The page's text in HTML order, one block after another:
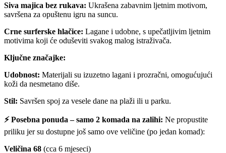
Siva majica bez rukava: Ukrašena zabavnim ljetnim motivom,
savršena za opuštenu igru na suncu.
Crne surferske hlačice: Lagane i udobne, s upečatljivim ljetnim
motivima koji će oduševiti svakog malog istraživača.
Ključne značajke:
Udobnost: Materijali su izuzetno lagani i prozračni, omogućujući
koži da nesmetano diše.
Stil: Savršen spoj za vesele dane na plaži ili u parku.
⚡ Posebna ponuda – samo 2 komada na zalihi: Ne propustite
priliku jer su dostupne još samo ove veličine (po jedan komad):
Veličina 68 (cca 6 mjeseci)